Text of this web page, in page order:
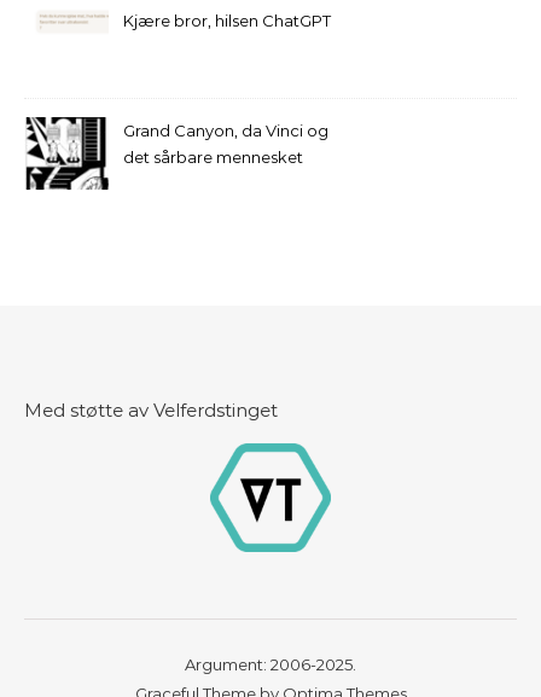
Kjære bror, hilsen ChatGPT
Grand Canyon, da Vinci og
det sårbare mennesket
Med støtte av Velferdstinget
Argument: 2006-2025.
Graceful Theme by Optima Themes